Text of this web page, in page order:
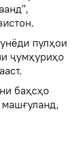
пулҳои
ҷумҳуриҳо
баҳсҳо